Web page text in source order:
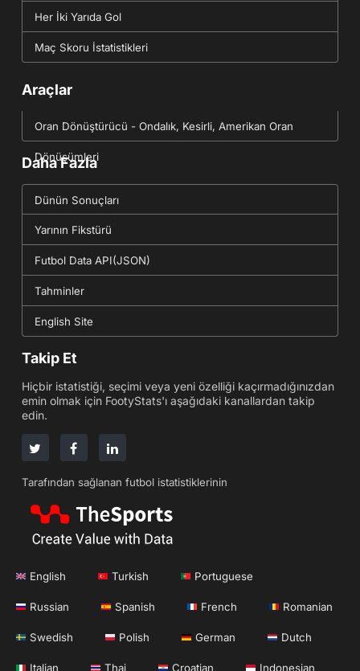
Her İki Yarıda Gol
Maç Skoru İstatistikleri
Araçlar
Oran Dönüştürücü - Ondalık, Kesirli, Amerikan Oran
Dönüşümleri
Daha Fazla
Dünün Sonuçları
Yarının Fikstürü
Futbol Data API(JSON)
Tahminler
English Site
Takip Et
Hiçbir istatistiği, seçimi veya yeni özelliği kaçırmadığınızdan
emin olmak için FootyStats'ı aşağıdaki kanallardan takip
edin.
Tarafından sağlanan futbol istatistiklerinin
English Turkish Portuguese
Russian Spanish French Romanian
Swedish Polish German Dutch
Italian Thai Croatian Indonesian